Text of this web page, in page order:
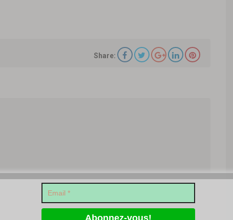
Share: